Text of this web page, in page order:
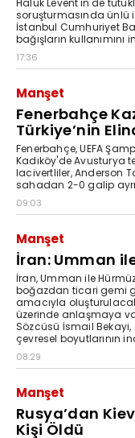
Haluk Levent'in de
soruşturmasında ünlü
İstanbul Cumhuriyet
bağışların kullanımını
17:36
Manşet
Fenerbahçe
Türkiye’nin
Fenerbahçe, UEFA
Kadıköy'de Avusturya
lacivertliler, Anderson
sahadan 2-0 galip
09:03
Manşet
İran: Umman
İran, Umman ile
boğazdan ticari gemi
amacıyla
üzerinde anlaşmaya
Sözcüsü İsmail Bekayi,
çevresel boyutlarının
08:29
Manşet
Rusya’dan
Kişi Öldü